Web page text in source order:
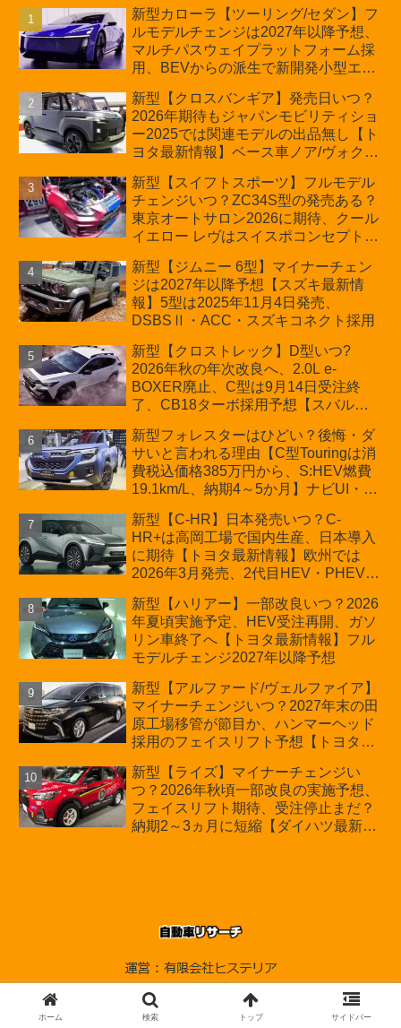
新型カローラ【ツーリング/セダン】フ
ルモデルチェンジは2027年以降予想、
マルチパスウェイプラットフォーム採
用、BEVからの派生で新開発小型エン
の採用は無しか【トヨタ最新情報】60
周年記念車発売
新型【クロスバンギア】発売日いつ？
2026年期待もジャパンモビリティショ
ー2025では関連モデルの出品無し【ト
ヨタ最新情報】ベース車ノア/ヴォクシ
ほか「コア」と「ツール」、デリカ
D:5対抗のクロスオーバーSUVミニバ
ン
新型【スイフトスポーツ】フルモデル
チェンジいつ？ZC34S型の発売ある？
東京オートサロン2026に期待、クール
イエロー レヴはスイスポコンセプト
プが争点【スズキ最新情報】特別仕様
車「ZC33S Final Edition」終了
新型【ジムニー 6型】マイナーチェン
ジは2027年以降予想【スズキ最新情
報】5型は2025年11月4日発売、
DSBSⅡ・ACC・スズキコネクト採用
新型【クロストレック】D型いつ?
2026年秋の年次改良へ、2.0L e-
BOXER廃止、C型は9月14日受注終
了、CB18ターボ採用予想【スバル最
新型フォレスターはひどい？後悔・ダ
サいと言われる理由【C型Touringは消
費税込価格385万円から、S:HEV燃費
19.1km/L、納期4～5か月】ナビUI・冬
カーオブザイヤーとJNCAP大賞受賞後
も残る注意点
新型【C-HR】日本発売いつ？C-
HR+は高岡工場で国内生産、日本導入
に期待【トヨタ最新情報】欧州では
2026年3月発売、2代目HEV・PHEVは
新型【ハリアー】一部改良いつ？2026
年夏頃実施予定、HEV受注再開、ガソ
リン車終了へ【トヨタ最新情報】フル
モデルチェンジ2027年以降予想
新型【アルファード/ヴェルファイア】
マイナーチェンジいつ？2027年末の田
原工場移管が節目か、ハンマーヘッド
採用のフェイスリフト予想【トヨタ最
費税込価格559万9000円から
新型【ライズ】マイナーチェンジい
つ？2026年秋頃一部改良の実施予想、
フェイスリフト期待、受注停止まだ？
納期2～3ヵ月に短縮【ダイハツ最新情
© 2010-2026 自動車リサーチ.
ホーム 検索 トップ サイドバー